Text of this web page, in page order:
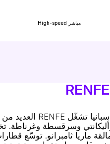
مباشر High-speed
وأليكانتي وسرقسطة